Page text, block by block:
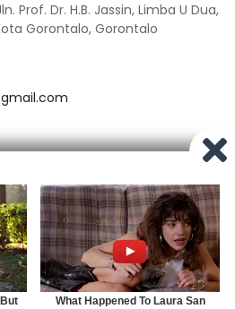
Prof. Dr. H.B. Jassin, Limba U Dua,
Gorontalo, Gorontalo
Pedoman Media Siber